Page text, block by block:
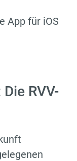
App für iOS
RVV-